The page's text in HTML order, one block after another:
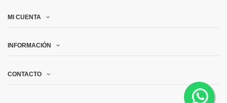
MI CUENTA
INFORMACIÓN
CONTACTO